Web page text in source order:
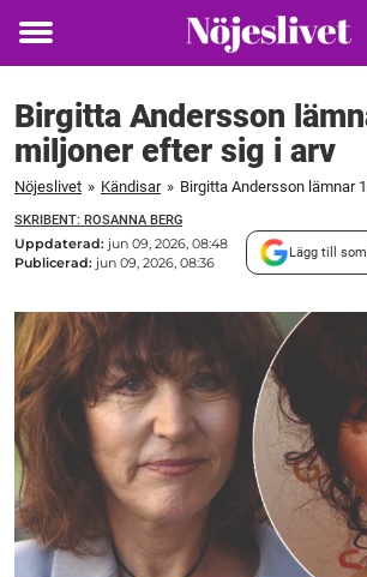
Toggle
Birgitta Andersson
miljoner efter sig i arv
Nöjeslivet » Kändisar »
SKRIBENT: ROSANNA BERG
Uppdaterad: jun 09, 2026, 08:48
Publicerad: jun 09, 2026, 08:36
Lägg till